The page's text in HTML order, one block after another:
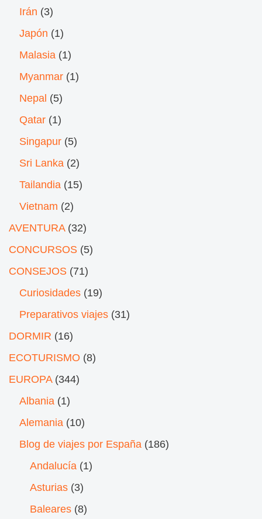
Irán (3)
Japón (1)
Malasia (1)
Myanmar (1)
Nepal (5)
Qatar (1)
Singapur (5)
Sri Lanka (2)
Tailandia (15)
Vietnam (2)
AVENTURA(32)
CONCURSOS (5)
CONSEJOS (71)
Curiosidades (19)
Preparativos viajes (31)
DORMIR (16)
ECOTURISMO (8)
EUROPA(344)
Albania (1)
Alemania (10)
Blog de viajes por España (186)
Andalucía (1)
Asturias (3)
Baleares (8)